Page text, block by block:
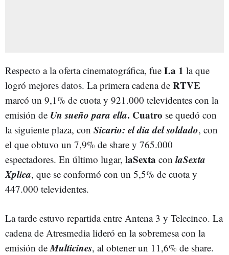
Respecto a la oferta cinematográfica, fue La 1 la que
logró mejores datos. La primera cadena de RTVE
marcó un 9,1% de cuota y 921.000 televidentes con la
emisión de Un sueño para ella. Cuatro se quedó con
la siguiente plaza, con Sicario: el día del soldado, con
el que obtuvo un 7,9% de share y 765.000
espectadores. En último lugar, laSexta con laSexta
Xplica, que se conformó con un 5,5% de cuota y
447.000 televidentes.
La tarde estuvo repartida entre Antena 3 y Telecinco. La
cadena de Atresmedia lideró en la sobremesa con la
emisión de Multicines, al obtener un 11,6% de share.